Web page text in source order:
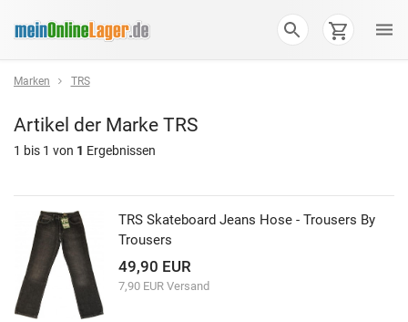
Marken TRS
Artikel der Marke TRS
1 bis 1 von 1 Ergebnissen
TRS Skateboard Jeans Hose - Trousers By
Trousers
49,90 EUR
7,90 EUR Versand